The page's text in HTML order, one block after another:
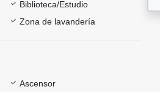
Biblioteca/Estudio
Zona de lavandería
Ascensor